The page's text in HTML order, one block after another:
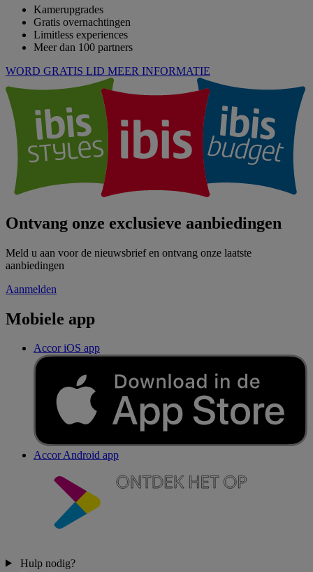
Kamerupgrades
Gratis overnachtingen
Limitless experiences
Meer dan 100 partners
WORD GRATIS LID MEER INFORMATIE
Ontvang onze exclusieve aanbiedingen
Meld u aan voor de nieuwsbrief en ontvang onze laatste
aanbiedingen
Aanmelden
Mobiele app
Accor iOS app
Accor Android app
Hulp nodig?